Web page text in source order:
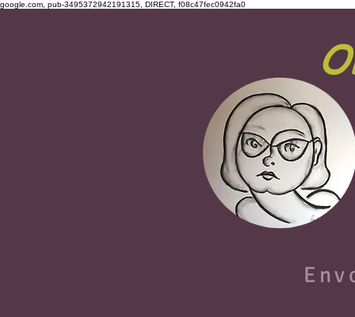
google.com, pub-3495372942191315, DIRECT, f08c47fec0942fa0